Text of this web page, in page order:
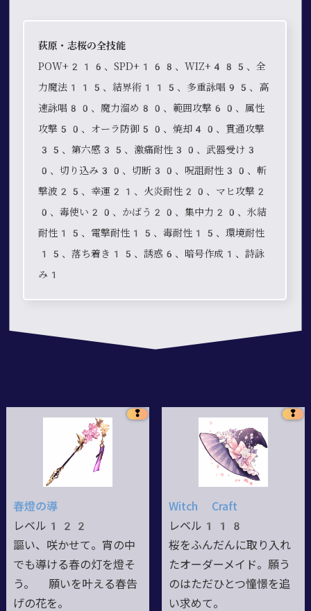
荻原・志桜の全技能
POW+216、SPD+168、WIZ+485、全
力魔法115、結界術115、多重詠唱95、高
速詠唱80、魔力溜め80、範囲攻撃60、属性
攻撃50、オーラ防御50、焼却40、貫通攻撃
35、第六感35、激痛耐性30、武器受け3
0、切り込み30、切断30、呪詛耐性30、斬
撃波25、幸運21、火炎耐性20、マヒ攻撃2
0、毒使い20、かばう20、集中力20、氷結
耐性15、電撃耐性15、毒耐性15、環境耐性
15、落ち着き15、誘惑6、暗号作成1、詩詠
み1
❢
春燈の導
レベル122
謳い、咲かせて。宵の中
でも導ける春の灯を燈そ
う。 願いを叶える春告
げの花を。
❢
Witch Craft
レベル118
桜をふんだんに取り入れ
たオーダーメイド。願う
のはただひとつ憧憬を追
い求めて。